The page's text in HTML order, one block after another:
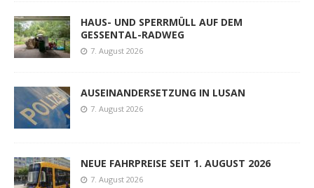
HAUS- UND SPERRMÜLL AUF DEM
GESSENTAL-RADWEG
7. August 2026
AUSEINANDERSETZUNG IN LUSAN
7. August 2026
NEUE FAHRPREISE SEIT 1. AUGUST 2026
7. August 2026